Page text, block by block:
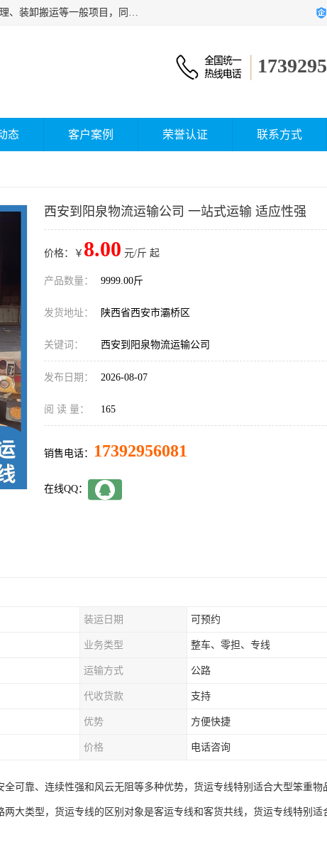
西安福鸿祥物流有限公司成立于2021年，位于陕西省西安市灞桥区，公司主要从事国内货物运输代理、装卸搬运等一般项目，同时具备道路货物运输（不含危险货物）的许可资质。凭借专业的物流服务和*的运输能力，公司致力于为客户提供安全、可靠的物流解决方案，满足多样化的运输需求，助力企业*运营。
态 客户案例 荣誉认证 联系方式
西安到阳泉物流运输公司 一站式运输 适应性强
价格：￥ 8.00 元/斤 起
产品数量： 9999.00斤
发货地址： 陕西省西安市灞桥区
关键词： 西安到阳泉物流运输公司
发布日期： 2026-08-07
阅 读 量： 165
销售电话： 17392956081
在线QQ：
装运日期 可预约
业务类型 整车、零担、专线
运输方式 公路
代收货款 支持
优势 方便快捷
价格 电话咨询
可靠、连续性强和风云无阻等多种优势，货运专线特别适合大型笨重物
大类型，货运专线的区别对象是客运专线和客货共线，货运专线特别适